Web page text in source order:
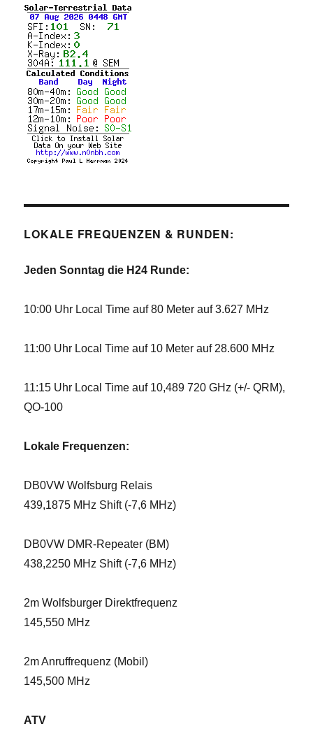
LOKALE FREQUENZEN & RUNDEN:
Jeden Sonntag die H24 Runde:
10:00 Uhr Local Time auf 80 Meter auf 3.627 MHz
11:00 Uhr Local Time auf 10 Meter auf 28.600 MHz
11:15 Uhr Local Time auf 10,489 720 GHz (+/- QRM),
QO-100
Lokale Frequenzen:
DB0VW Wolfsburg Relais
439,1875 MHz Shift (-7,6 MHz)
DB0VW DMR-Repeater (BM)
438,2250 MHz Shift (-7,6 MHz)
2m Wolfsburger Direktfrequenz
145,550 MHz
2m Anruffrequenz (Mobil)
145,500 MHz
ATV